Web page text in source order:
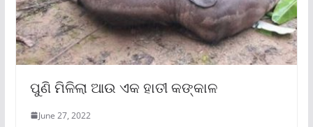
ପୁଣି ମିଳିଲା ଆଉ ଏକ ହାତୀ କଙ୍କାଳ
June 27, 2022